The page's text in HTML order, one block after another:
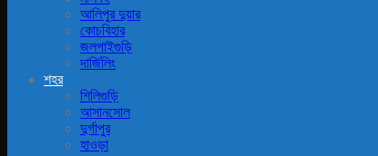
আলিপুর দুয়ার
কোচবিহার
জলপাইগুড়ি
দার্জিলিং
শহর
শিলিগুড়ি
আসানসোল
দুর্গাপুর
হাওড়া